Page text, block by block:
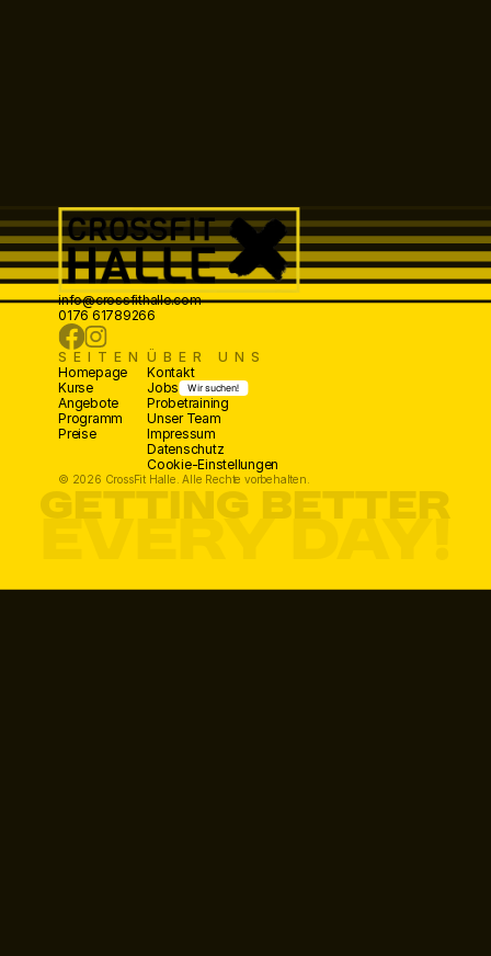
info@crossfithalle.com
0176 61789266
SEITEN
Homepage
Kurse
Angebote
Programm
Preise
ÜBER UNS
Kontakt
Jobs
Wir suchen!
Probetraining
Unser Team
Impressum
Datenschutz
Cookie-Einstellungen
© 2026 CrossFit Halle. Alle Rechte vorbehalten.
GETTING BETTER